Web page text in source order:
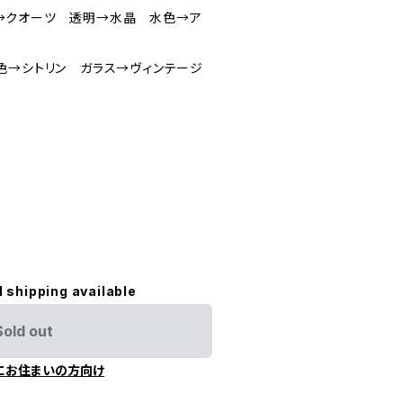
オーツ 透明→水晶 水色→ア
→シトリン ガラス→ヴィンテージ
shipping available
out
お住まいの方向け